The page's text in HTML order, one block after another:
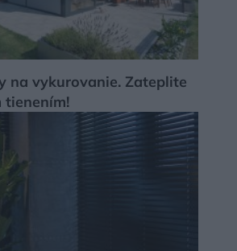
na vykurovanie. Zateplite
tienením!